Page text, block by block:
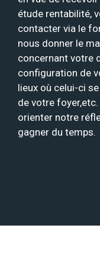
étude rentabilité,
contacter via le
nous donner le
concernant votre
configuration de
lieux où celui-ci
de votre
orienter notre
gagner du temps.